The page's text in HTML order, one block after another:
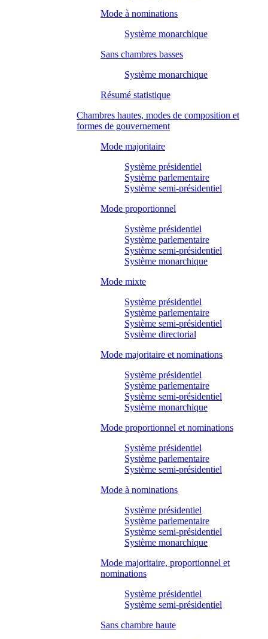
Mode à nominations
Système monarchique
Sans chambres basses
Système monarchique
Résumé statistique
Chambres hautes, modes de composition et
formes de gouvernement
Mode majoritaire
Système présidentiel
Système parlementaire
Système semi-présidentiel
Mode proportionnel
Système présidentiel
Système parlementaire
Système semi-présidentiel
Système monarchique
Mode mixte
Système présidentiel
Système parlementaire
Système semi-présidentiel
Système directorial
Mode majoritaire et nominations
Système présidentiel
Système parlementaire
Système semi-présidentiel
Système monarchique
Mode proportionnel et nominations
Système présidentiel
Système parlementaire
Système semi-présidentiel
Mode à nominations
Système présidentiel
Système parlementaire
Système semi-présidentiel
Système monarchique
Mode majoritaire, proportionnel et
nominations
Système présidentiel
Système semi-présidentiel
Sans chambre haute